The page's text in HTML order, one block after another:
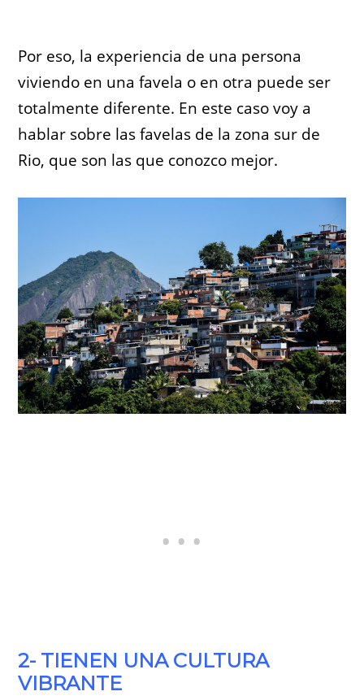
Por eso, la experiencia de una persona
viviendo en una favela o en otra puede ser
totalmente diferente. En este caso voy a
hablar sobre las favelas de la zona sur de
Rio, que son las que conozco mejor.
2- TIENEN UNA CULTURA
VIBRANTE